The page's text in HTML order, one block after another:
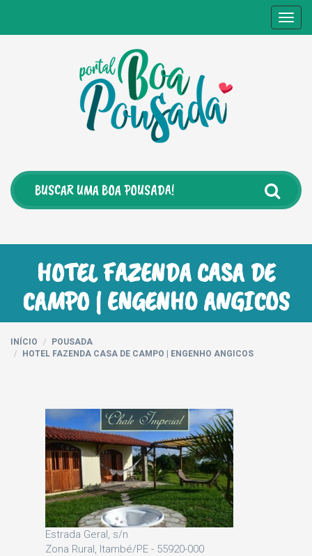
HOTEL FAZENDA CASA DE
CAMPO | ENGENHO ANGICOS
INÍCIO
POUSADA
HOTEL FAZENDA CASA DE CAMPO | ENGENHO ANGICOS
Estrada Geral, s/n
Zona Rural, Itambé/PE - 55920-000